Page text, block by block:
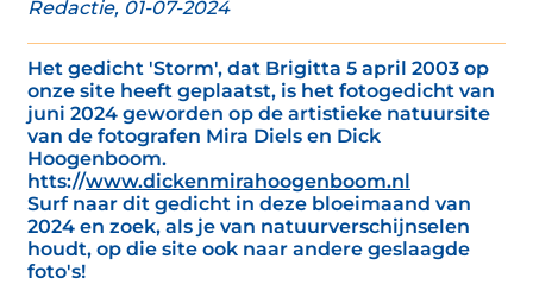
Redactie, 01-07-2024
Het gedicht 'Storm', dat Brigitta 5 april 2003 op
onze site heeft geplaatst, is het fotogedicht van
juni 2024 geworden op de artistieke natuursite
van de fotografen Mira Diels en Dick
Hoogenboom.
htts://www.dickenmirahoogenboom.nl
Surf naar dit gedicht in deze bloeimaand van
2024 en zoek, als je van natuurverschijnselen
houdt, op die site ook naar andere geslaagde
foto's!